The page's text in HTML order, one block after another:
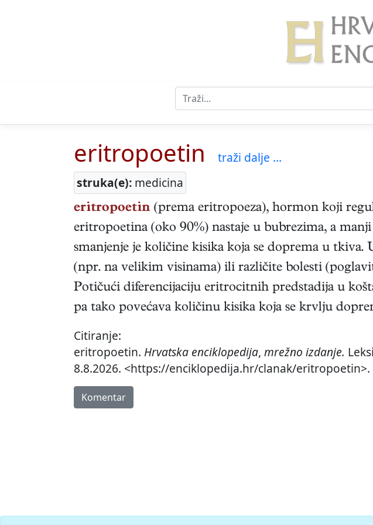
eritropoetin
traži dalje ...
struka(e): medicina
eritropoetin (prema eritropoeza), hormon koji
eritropoetina (oko 90%) nastaje u bubrezima, a
smanjenje je količine kisika koja se doprema u
(npr. na velikim visinama) ili različite bolesti
Potičući diferencijaciju eritrocitnih predstadija u
pa tako povećava količinu kisika koja se krvlju
Citiranje:
eritropoetin. Hrvatska enciklopedija, mrežno izdanje.
8.8.2026. <https://enciklopedija.hr/clanak/eritropoetin>.
Komentar